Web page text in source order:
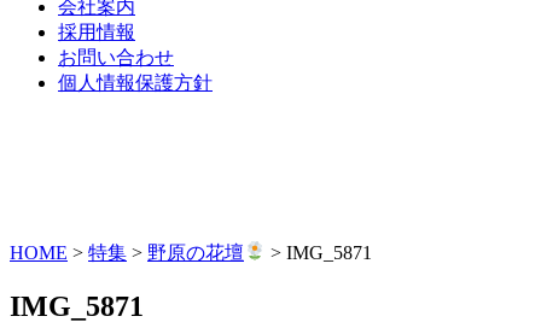
会社案内
採用情報
お問い合わせ
個人情報保護方針
HOME > 特集 > 野原の花壇 >IMG_5871
IMG_5871